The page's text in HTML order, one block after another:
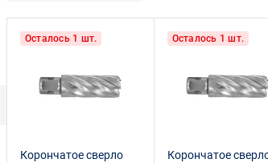
Осталось 1 шт.
Корончатое сверло
Осталось 1 шт.
Корончатое